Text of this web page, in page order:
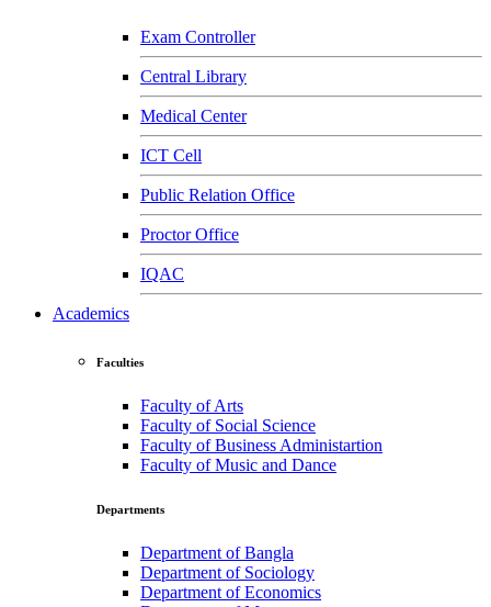
Exam Controller
Central Library
Medical Center
ICT Cell
Public Relation Office
Proctor Office
IQAC
Academics
Faculties
Faculty of Arts
Faculty of Social Science
Faculty of Business Administartion
Faculty of Music and Dance
Departments
Department of Bangla
Department of Sociology
Department of Economics